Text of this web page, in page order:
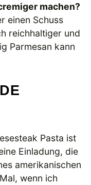
machen?
einen Schuss
reichhaltiger und
Parmesan kann
G
Pasta ist
Einladung, die
amerikanischen
wenn ich